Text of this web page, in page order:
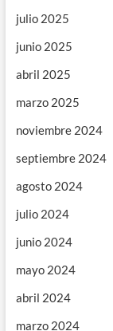
julio 2025
junio 2025
abril 2025
marzo 2025
noviembre 2024
septiembre 2024
agosto 2024
julio 2024
junio 2024
mayo 2024
abril 2024
marzo 2024